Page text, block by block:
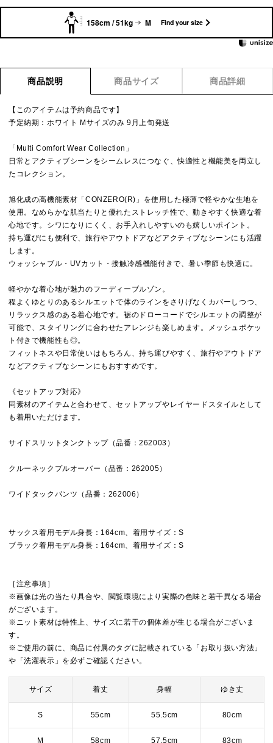
158cm / 51kg M Find your size
商品説明 商品サイズ 商品詳細
【このアイテムは予約商品です】
予定納期：ホワイト Mサイズのみ 9月上旬発送
「Multi Comfort Wear Collection」
日常とアクティブシーンをシームレスにつなぐ、快適性と機能美を両立し
たコレクション。
旭化成の高機能素材「CONZERO(R)」を使用した極薄で軽やかな生地を
使用。なめらかな肌当たりと優れたストレッチ性で、動きやすく快適な着
心地です。シワになりにくく、お手入れしやすいのも嬉しいポイント。
持ち運びにも便利で、旅行やアウトドアなどアクティブなシーンにも活躍
します。
ウォッシャブル・UVカット・接触冷感機能付きで、暑い季節も快適に。
軽やかな着心地が魅力のフーディーブルゾン。
程よくゆとりのあるシルエットで体のラインをさりげなくカバーしつつ、
リラックス感のある着心地です。裾のドローコードでシルエットの調整が
可能で、スタイリングに合わせたアレンジも楽しめます。メッシュポケッ
ト付きで機能性も◎。
フィットネスや日常使いはもちろん、持ち運びやすく、旅行やアウトドア
などアクティブなシーンにもおすすめです。
《セットアップ対応》
同素材のアイテムと合わせて、セットアップやレイヤードスタイルとして
も着用いただけます。
サイドスリットタンクトップ（品番：262003）
クルーネックプルオーバー（品番：262005）
ワイドタックパンツ（品番：262006）
サックス着用モデル身長：164cm、着用サイズ：S
ブラック着用モデル身長：164cm、着用サイズ：S
［注意事項］
※画像は光の当たり具合や、閲覧環境により実際の色味と若干異なる場合
がございます。
※ニット素材は特性上、サイズに若干の個体差が生じる場合がございま
す。
※ご使用の前に、商品に付属のタグに記載されている「お取り扱い方法」
や「洗濯表示」を必ずご確認ください。
サイズ 着丈 身幅 ゆき丈
S 55cm 55.5cm 80cm
M 58cm 57.5cm 83cm